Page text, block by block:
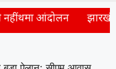
थमा आंदोलन झारखंड में